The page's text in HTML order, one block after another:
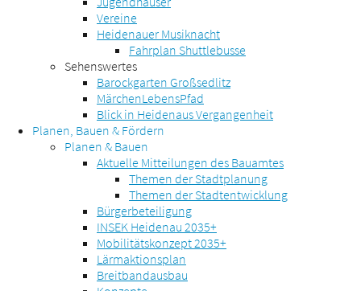
Vereine
Heidenauer Musiknacht
Fahrplan Shuttlebusse
Sehenswertes
Barockgarten Großsedlitz
MärchenLebensPfad
Blick in Heidenaus Vergangenheit
Planen, Bauen & Fördern
Planen & Bauen
Aktuelle Mitteilungen des Bauamtes
Themen der Stadtplanung
Themen der Stadtentwicklung
Bürgerbeteiligung
INSEK Heidenau 2035+
Mobilitätskonzept 2035+
Lärmaktionsplan
Breitbandausbau